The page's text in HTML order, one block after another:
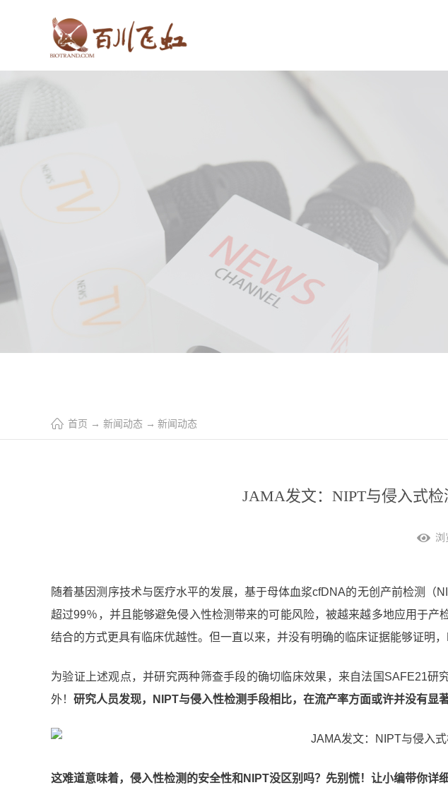
首页 → 新闻动态 → 新闻动态
JAMA发文：NIPT与侵入式检
浏
随着基因测序技术与医疗水平的发展，基于母体血浆cfDNA的无创产前检测
超过99％，并且能够避免侵入性检测带来的可能风险，被越来越多地应用于
结合的方式更具有临床优越性。但一直以来，并没有明确的临床证据能够证明
为验证上述观点，并研究两种筛查手段的确切临床效果，来自法国SAFE21
外！ 研究人员发现，NIPT与侵入性检测手段相比，在流产率方面或许并没有显著
这难道意味着，侵入性检测的安全性和NIPT没区别吗？先别慌！让小编带你详